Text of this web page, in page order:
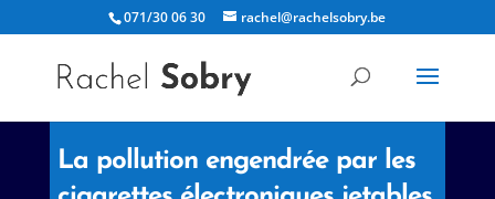
071/30 06 30 rachel@rachelsobry.be
La pollution engendrée par les